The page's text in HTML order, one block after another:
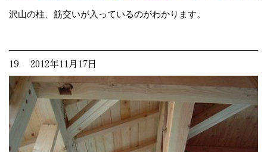
沢山の柱、筋交いが入っているのがわかります。
19. 2012年11月17日